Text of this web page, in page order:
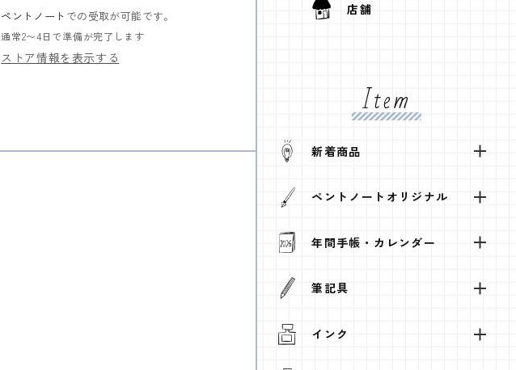
ら
す
や
ペントノート での受取が可能です。
通常2〜4日で準備が完了します
ストア情報を表示する
店舗
Item
新着商品
ペントノートオリジナル
年間手帳・カレンダー
筆記具
インク